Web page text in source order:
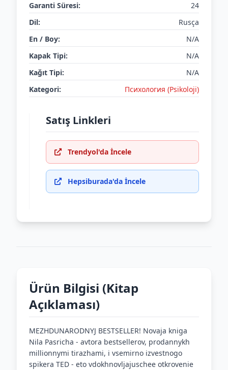
Garanti Süresi:
24
Dil:
Rusça
En / Boy:
N/A
Kapak Tipi:
N/A
Kağıt Tipi:
N/A
Kategori:
Психология (Psikoloji)
Satış Linkleri
Trendyol'da İncele
Hepsiburada'da İncele
Ürün Bilgisi (Kitap
Açıklaması)
MEZHDUNARODNYJ BESTSELLER! Novaja kniga
Nila Pasricha - avtora bestsellerov, prodannykh
millionnymi tirazhami, i vsemirno izvestnogo
spikera TED - eto vdokhnovljajuschee otkrovenie